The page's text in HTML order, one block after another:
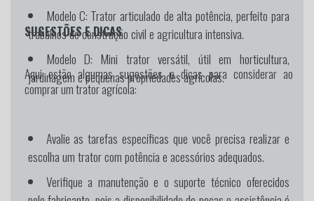
Modelo C: Trator articulado de alta potência, perfeito para
trabalhos de construção civil e agricultura intensiva.
Modelo D: Mini trator versátil, útil em horticultura,
jardinagem e pequenas propriedades agrícolas.
SUGESTÕES E DICAS
Aqui estão algumas sugestões e dicas para considerar ao
comprar um trator agrícola:
Avalie as tarefas específicas que você precisa realizar e
escolha um trator com potência e acessórios adequados.
Verifique a manutenção e o suporte técnico oferecidos